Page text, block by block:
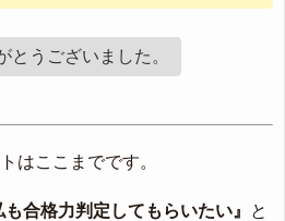
とうございました。
はここまでです。
も合格力判定してもらいたい』
と